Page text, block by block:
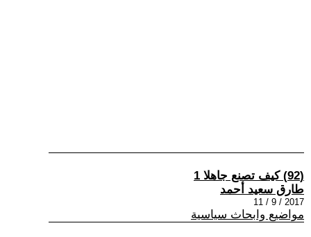
(92) كيف تصنع جاهلا 1
طارق سعيد أحمد
2017 / 9 / 11
مواضيع وابحاث سياسية